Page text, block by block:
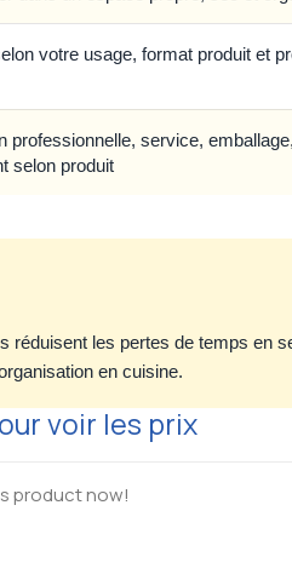
votre usage, format produit et
professionnelle, service,
selon produit
réduisent les pertes de temps en
en cuisine.
voir les prix
product now!